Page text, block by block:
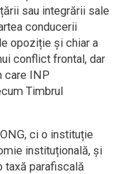
sau integrării sale
conducerii
opoziție și chiar a
conflict frontal, dar
care INP
Timbrul
ci o instituție
instituțională, și
taxă parafiscală